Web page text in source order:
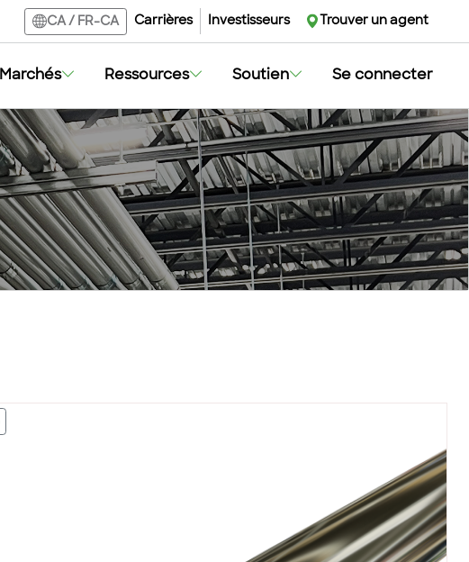
CA/ FR-CA Carrières Investisseurs Trouver un agent
Marchés Ressources Soutien Se connecter